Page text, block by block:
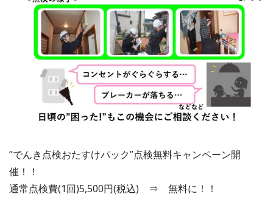
”でんき点検おたすけパック”点検無料キャンペーン開
催！！
通常点検費(1回)5,500円(税込) ⇒ 無料に！！